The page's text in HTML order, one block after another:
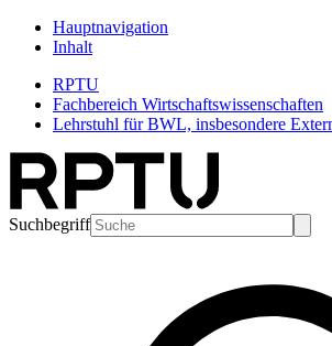
Hauptnavigation
Inhalt
RPTU
Fachbereich Wirtschaftswissenschaften
Lehrstuhl für BWL, insbesondere
Suchbegriff